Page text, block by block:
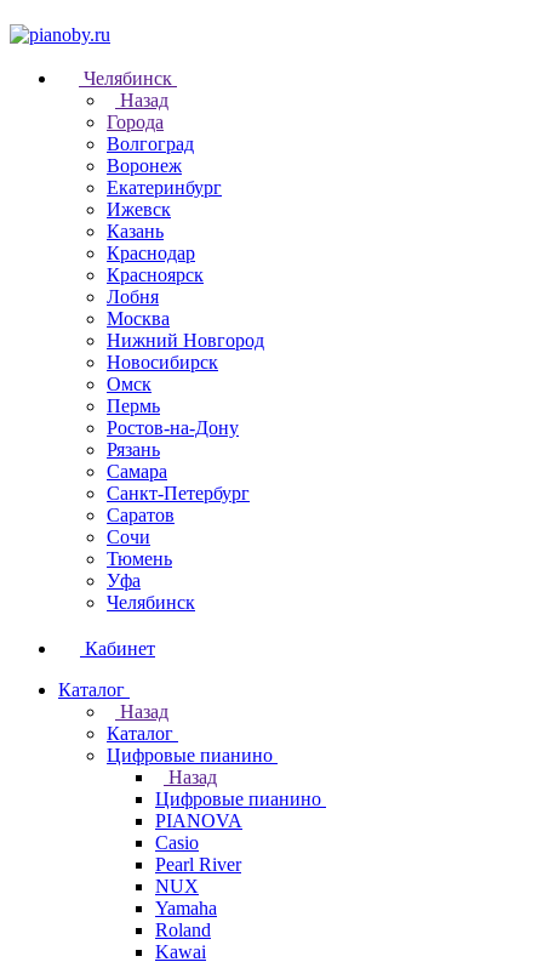
Челябинск
Назад
Города
Волгоград
Воронеж
Екатеринбург
Ижевск
Казань
Краснодар
Красноярск
Лобня
Москва
Нижний Новгород
Новосибирск
Омск
Пермь
Ростов-на-Дону
Рязань
Самара
Санкт-Петербург
Саратов
Сочи
Тюмень
Уфа
Челябинск
Кабинет
Каталог
Назад
Каталог
Цифровые пианино
Назад
Цифровые пианино
PIANOVA
Casio
Pearl River
NUX
Yamaha
Roland
Kawai